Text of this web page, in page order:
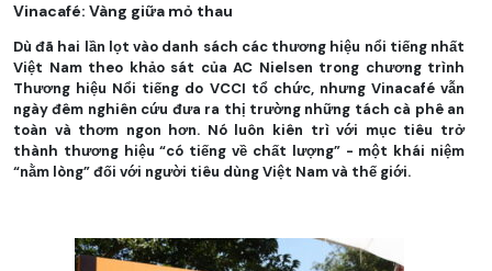
Vinacafé: Vàng giữa mỏ thau
Dù đã hai lần lọt vào danh sách các thương hiệu nổi tiếng nhất
Việt Nam theo khảo sát của AC Nielsen trong chương trình
Thương hiệu Nổi tiếng do VCCI tổ chức, nhưng Vinacafé vẫn
ngày đêm nghiên cứu đưa ra thị trường những tách cà phê an
toàn và thơm ngon hơn. Nó luôn kiên trì với mục tiêu trở
thành thương hiệu “có tiếng về chất lượng” - một khái niệm
“nằm lòng” đối với người tiêu dùng Việt Nam và thế giới.